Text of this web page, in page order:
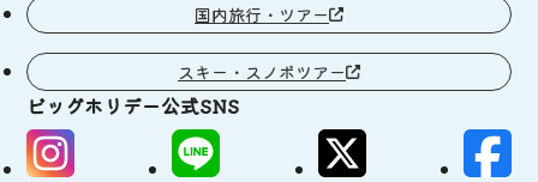
国内旅行・ツアー
スキー・スノボツアー
ビッグホリデー公式SNS